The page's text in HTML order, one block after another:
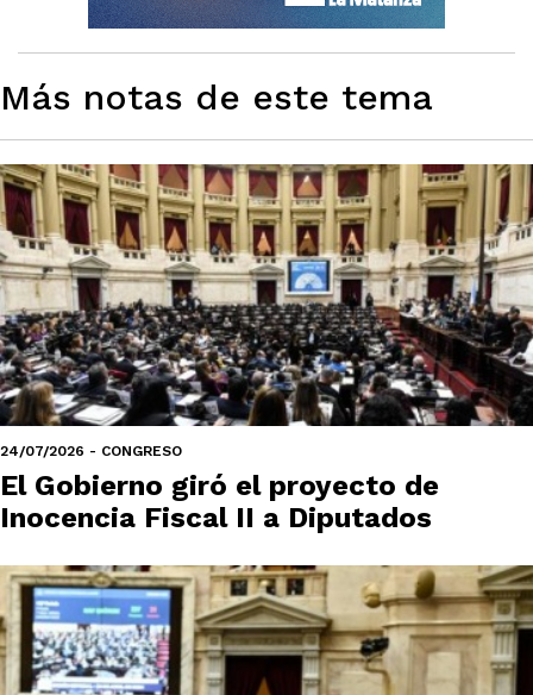
Más notas de este tema
24/07/2026 - CONGRESO
El Gobierno giró el proyecto de
Inocencia Fiscal II a Diputados